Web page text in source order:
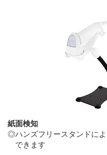
紙面検知
◎ハンズフリースタンドに
できます